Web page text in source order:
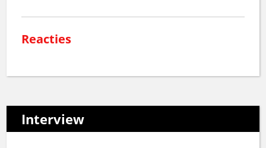
Reacties
Interview